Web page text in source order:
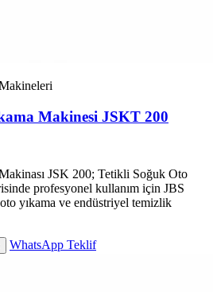
Makinesi JSKT 200
JSK 200; Tetikli Soğuk Oto
profesyonel kullanım için JBS
yıkama ve endüstriyel temizlik
WhatsApp Teklif